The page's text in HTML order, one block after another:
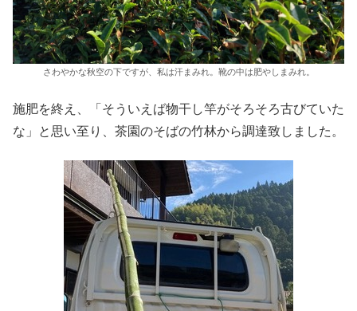
さわやかな秋空の下ですが、私は汗まみれ。靴の中は肥やしまみれ。
施肥を終え、「そういえば物干し竿がそろそろ古びていた
な」と思い至り、茶園のそばの竹林から調達致しました。